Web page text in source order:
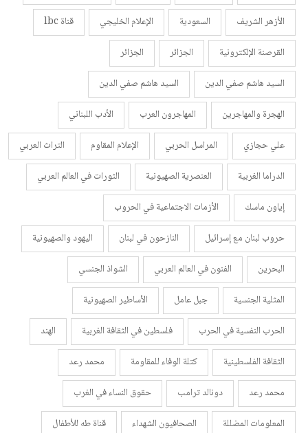
الأزهر الشريف
السعودية الإعلام الخليجي
قناة lbc
القرصنة الإلكترونية
الجزائر
الجزائر
السيد هاشم صفي الدين
السيد هاشم صفي الدين
الهجرة والمهاجرين
المهاجرون العرب
الأدب اللبناني
علي حجازي
المراسل الحربي الإعلام المقاوم
التراث العربي
الدراما الغربية
العنصرية الصهيونية
الثورات في العالم العربي
إياون ماسك
الأزمات الاجتماعية في الحروب
حروب لبنان مع إسرائيل
النازحون في لبنان
اليهود والصهيونية
البحرين
الفنون في العالم العربي
الشواذ الجنسي
المثلية الجنسية
جبل عامل
الأساطير الصهيونية
الحرب النفسية في الحرب
فلسطين في الثقافة الغربية
الهند
الثقافة الفلسطينية
كتلة الوفاء للمقاومة
محمد رعد
محمد رعد
دونالد ترامب
حقوق النساء في الغرب
المعلومات المضللة
الصحافيون الشهداء
قناة طه للأطفال